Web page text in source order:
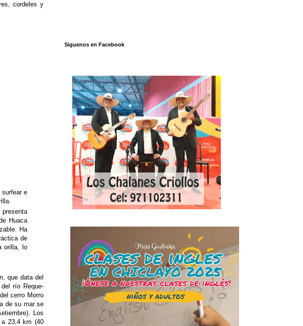
cordeles y
surfear e
presenta
Huaca
Ha
de
orilla, lo
que data del
río Reque-
cerro Morro
de su mar se
Los
23,4 km (40
Siguenos en Facebook